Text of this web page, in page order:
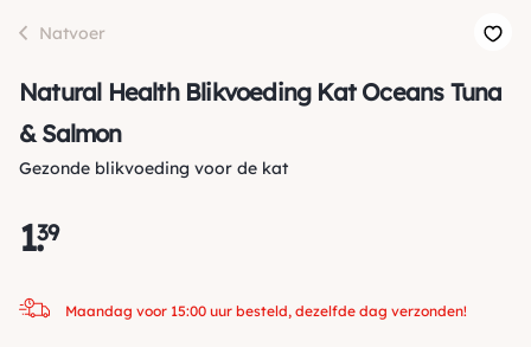
Natvoer
Natural Health Blikvoeding Kat Oceans Tuna
& Salmon
Gezonde blikvoeding voor de kat
1.
39
Maandag voor 15:00 uur besteld, dezelfde dag verzonden!